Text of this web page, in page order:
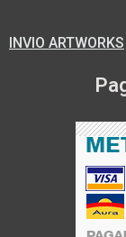
INVIO ARTWORKS